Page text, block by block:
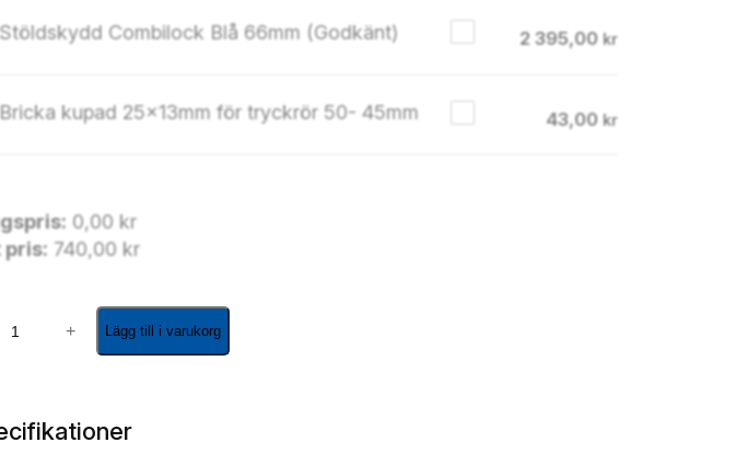
Stöldskydd Combilock Blå 66mm (Godkänt) 2 395,00 kr
Bricka kupad 25x13mm för tryckrör 50- 45mm 43,00 kr
0,00 kr
pris: 740,00 kr
+ Lägg till i varukorg